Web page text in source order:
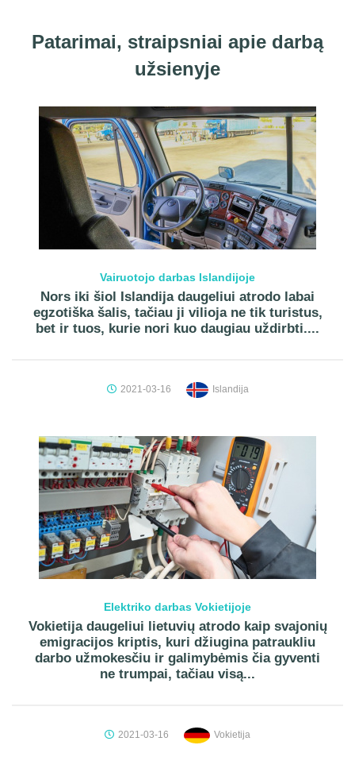
Patarimai, straipsniai apie darbą
užsienyje
Vairuotojo darbas Islandijoje
Nors iki šiol Islandija daugeliui atrodo labai
egzotiška šalis, tačiau ji vilioja ne tik turistus,
bet ir tuos, kurie nori kuo daugiau uždirbti....
2021-03-16 Islandija
Elektriko darbas Vokietijoje
Vokietija daugeliui lietuvių atrodo kaip svajonių
emigracijos kriptis, kuri džiugina patraukliu
darbo užmokesčiu ir galimybėmis čia gyventi
ne trumpai, tačiau visą...
2021-03-16 Vokietija